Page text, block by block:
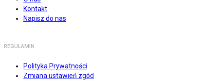
Kontakt
Napisz do nas
REGULAMIN
Polityka Prywatności
Zmiana ustawień zgód